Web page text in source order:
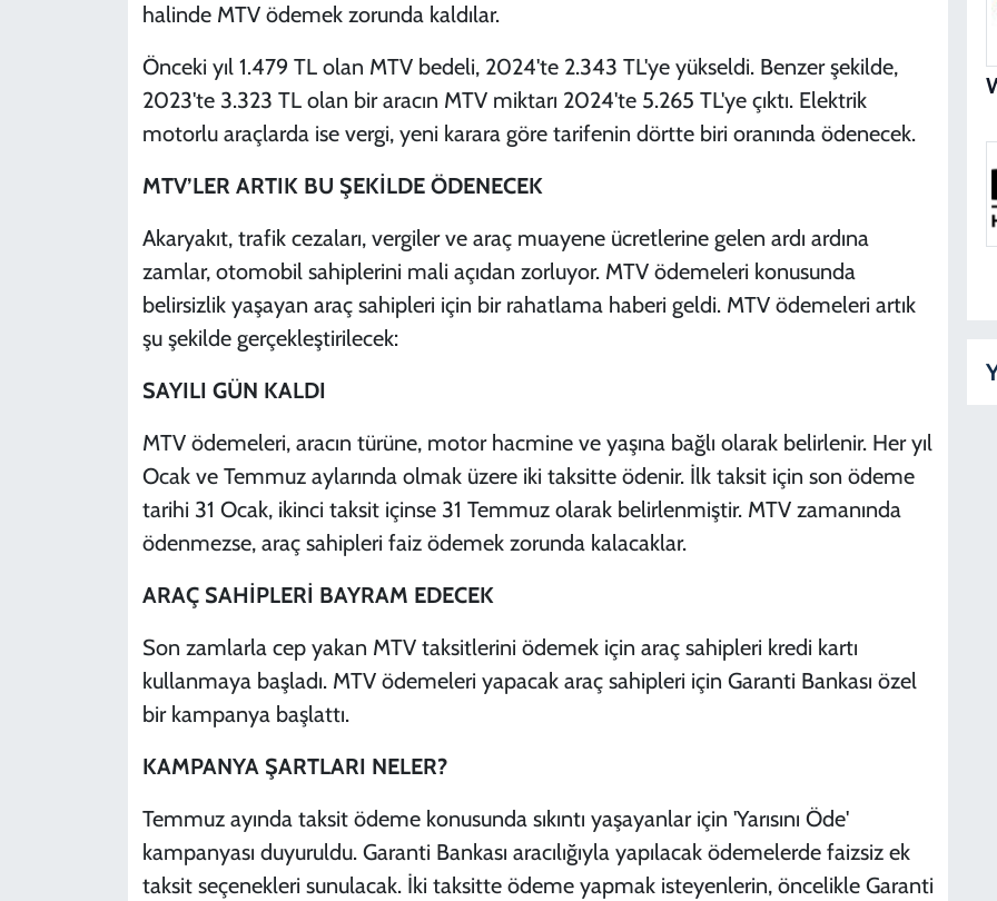
halinde MTV ödemek zorunda kaldılar.
Önceki yıl 1.479 TL olan MTV bedeli, 2024'te 2.343 TL'ye yükseldi. Benzer şekilde,
2023'te 3.323 TL olan bir aracın MTV miktarı 2024'te 5.265 TL'ye çıktı. Elektrik
motorlu araçlarda ise vergi, yeni karara göre tarifenin dörtte biri oranında ödenecek.
MTV’LER ARTIK BU ŞEKİLDE ÖDENECEK
Akaryakıt, trafik cezaları, vergiler ve araç muayene ücretlerine gelen ardı ardına
zamlar, otomobil sahiplerini mali açıdan zorluyor. MTV ödemeleri konusunda
belirsizlik yaşayan araç sahipleri için bir rahatlama haberi geldi. MTV ödemeleri artık
şu şekilde gerçekleştirilecek:
SAYILI GÜN KALDI
MTV ödemeleri, aracın türüne, motor hacmine ve yaşına bağlı olarak belirlenir. Her yıl
Ocak ve Temmuz aylarında olmak üzere iki taksitte ödenir. İlk taksit için son ödeme
tarihi 31 Ocak, ikinci taksit içinse 31 Temmuz olarak belirlenmiştir. MTV zamanında
ödenmezse, araç sahipleri faiz ödemek zorunda kalacaklar.
ARAÇ SAHİPLERİ BAYRAM EDECEK
Son zamlarla cep yakan MTV taksitlerini ödemek için araç sahipleri kredi kartı
kullanmaya başladı. MTV ödemeleri yapacak araç sahipleri için Garanti Bankası özel
bir kampanya başlattı.
KAMPANYA ŞARTLARI NELER?
Temmuz ayında taksit ödeme konusunda sıkıntı yaşayanlar için 'Yarısını Öde'
kampanyası duyuruldu. Garanti Bankası aracılığıyla yapılacak ödemelerde faizsiz ek
taksit seçenekleri sunulacak. İki taksitte ödeme yapmak isteyenlerin, öncelikle Garanti